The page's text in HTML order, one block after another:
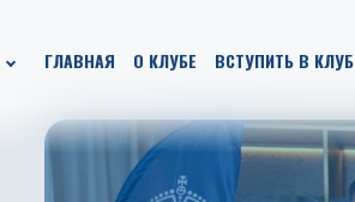
ГЛАВНАЯ О КЛУБЕ ВСТУПИТЬ В КЛУБ